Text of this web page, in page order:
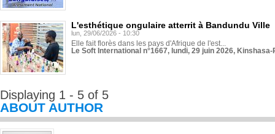
L'esthétique ongulaire atterrit à Bandundu Ville
lun, 29/06/2026 - 10:30
Elle fait florès dans les pays d'Afrique de l'est...
Le Soft International n°1667, lundi, 29 juin 2026,
Displaying 1 - 5 of 5
ABOUT AUTHOR